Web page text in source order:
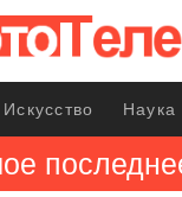
Искусство Наука